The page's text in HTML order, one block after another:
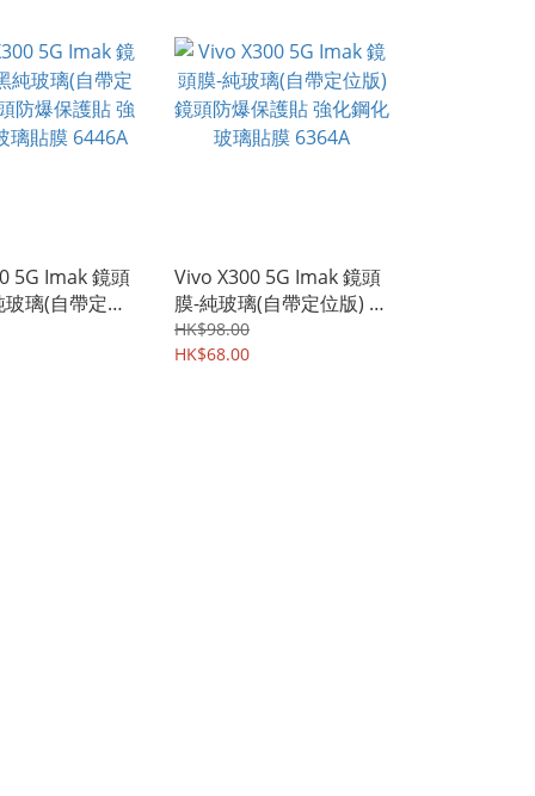
5G Imak 鏡頭
璃(自帶定位
Vivo X300 5G Imak 鏡頭
膜-純玻璃(自帶定位版) 鏡
頭防爆保護貼 強化鋼化玻
璃貼膜 6364A
HK$98.00
HK$68.00